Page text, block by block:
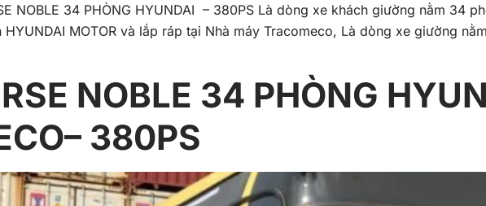
NOBLE 34 PHÒNG HYUNDAI – 380PS Là dòng xe khách giường nằm 34
MOTOR và lắp ráp tại Nhà máy Tracomeco, Là dòng xe giường
NOBLE 34 PHÒNG
380PS